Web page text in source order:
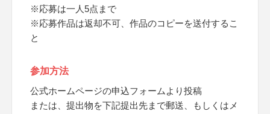
※応募は一人5点まで
※応募作品は返却不可、作品のコピーを送付するこ
と
参加方法
公式ホームページの申込フォームより投稿
または、提出物を下記提出先まで郵送、もしくはメ